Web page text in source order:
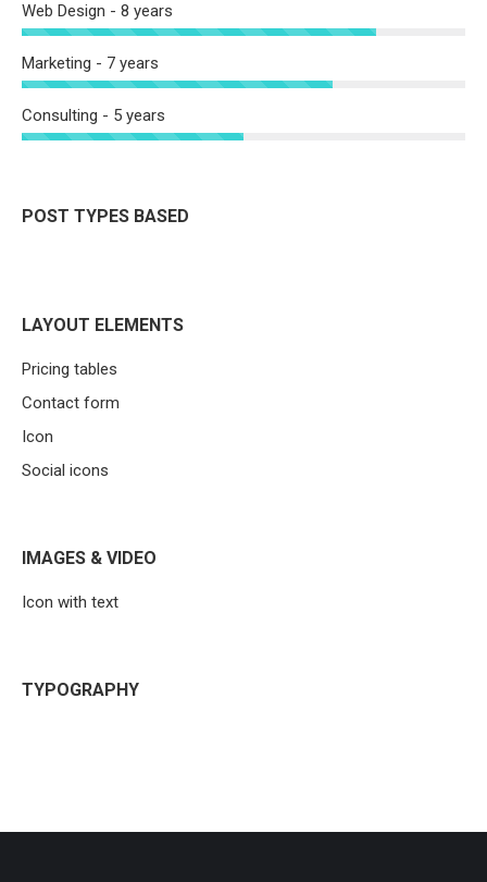
Web Design - 8 years
Marketing - 7 years
Consulting - 5 years
POST TYPES BASED
LAYOUT ELEMENTS
Pricing tables
Contact form
Icon
Social icons
IMAGES & VIDEO
Icon with text
TYPOGRAPHY